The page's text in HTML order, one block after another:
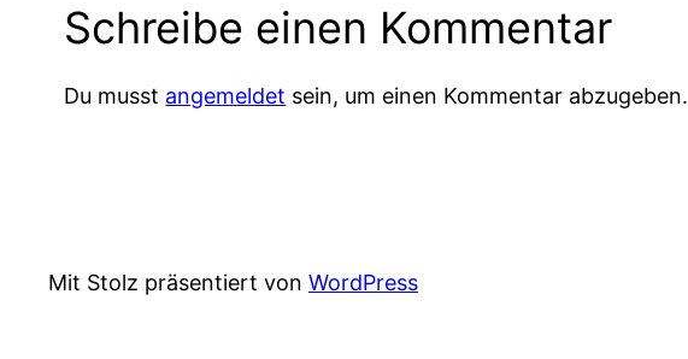
Schreibe einen Kommentar
Du musst angemeldet sein, um einen Kommentar abzugeben.
Mit Stolz präsentiert von WordPress